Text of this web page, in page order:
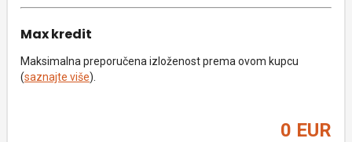
Max kredit
Maksimalna preporučena izloženost prema ovom kupcu
(saznajte više).
0 EUR